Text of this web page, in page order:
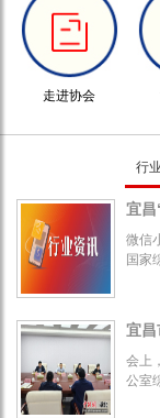
走进协会
行
宜昌
微信
国家
宜昌
会上
公室